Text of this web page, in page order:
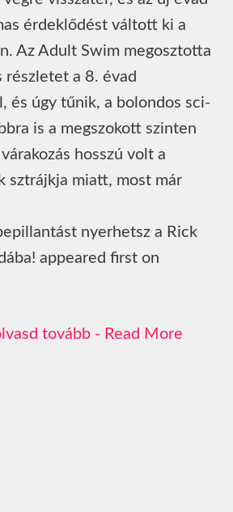
érdeklődést váltott ki a
Az Adult Swim megosztotta
részletet a 8. évad
és úgy tűnik, a bolondos sci-
is a megszokott szinten
hosszú volt a
sztrájkja miatt, most már
nyerhetsz a Rick
appeared first on
Read More